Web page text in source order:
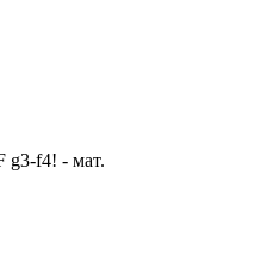
g3-f4! - мат.